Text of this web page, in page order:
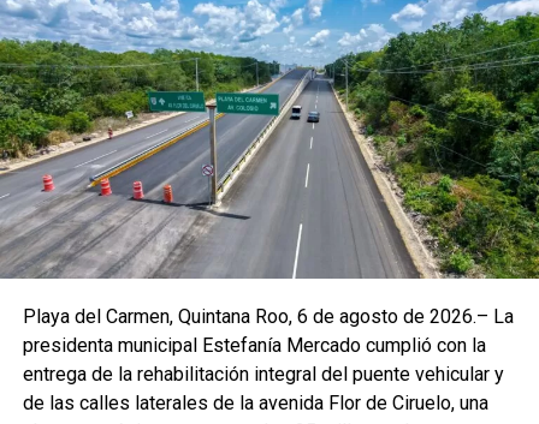
La campaña contempla la colocación de material
informativo en unidades de transporte público y de
personal, con mensajes sobre los derechos de las
mujeres, los Puntos Violeta, la atención jurídica y
psicológica disponible, así como los servicios
municipales para víctimas de violencia. Con esta acción,
se estima que más de 30 mil personas recibirán
diariamente información preventiva en las principales
vialidades de Playa del Carmen.
En la firma participaron autoridades municipales y
representantes de diversas agrupaciones transportistas,
Playa del Carmen, Quintana Roo, 6 de agosto de 2026.– La
presidenta municipal Estefanía Mercado cumplió con la
entrega de la rehabilitación integral del puente vehicular y
de las calles laterales de la avenida Flor de Ciruelo, una